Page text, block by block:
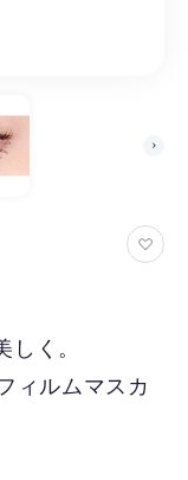
お
を
く。
ィルムマスカ